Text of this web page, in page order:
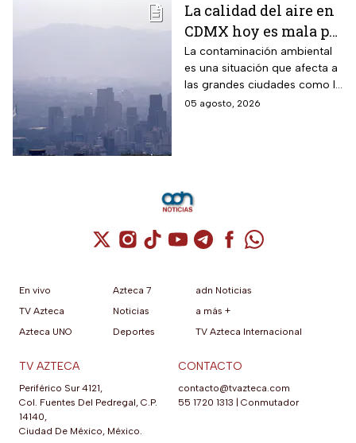
La calidad del aire en
CDMX hoy es mala por
partículas PM10;
¿habrá Doble Hoy No
Circula?
La contaminación ambiental
es una situación que afecta a
las grandes ciudades como la
CDMX y cuando los niveles
05 agosto, 2026
Cuenta de X / Twitter (se abre en una
Cuenta de Instagram (se abre en una
Cuenta de TikTok (se abre en
Cuenta de YouTube (se abre
Cuenta de Telegram (se
Cuenta de
Cuenta de
En vivo
TV Azteca
Azteca UNO
Azteca 7
Noticias
Deportes
adn Noticias
a más +
TV Azteca Internacional
TV AZTECA
Periférico Sur 4121,
Col. Fuentes Del Pedregal, C.P.
14140,
Ciudad De México, México.
CONTACTO
contacto@tvazteca.com
55 1720 1313
Conmutador